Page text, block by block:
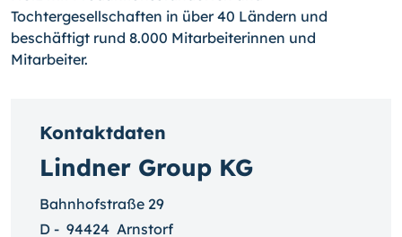
Tochtergesellschaften in über 40 Ländern und
beschäftigt rund 8.000 Mitarbeiterinnen und
Mitarbeiter.
Kontaktdaten
Lindner Group KG
Bahnhofstraße 29
D - 94424 Arnstorf